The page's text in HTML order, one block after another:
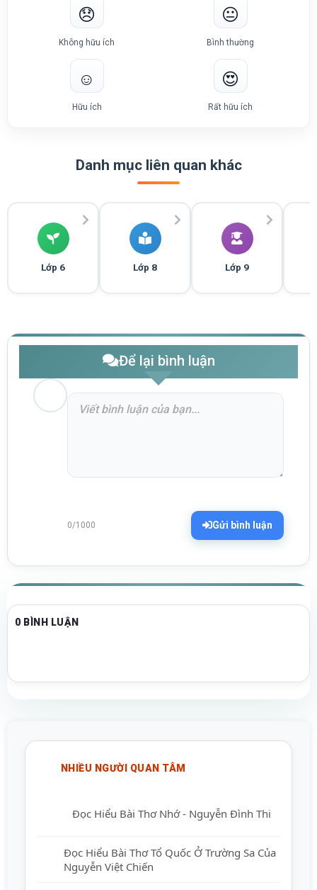
😞
Không hữu ích
😐
Bình thường
☺️
Hữu ích
😍
Rất hữu ích
Danh mục liên quan khác
Lớp 6 Lớp 8 Lớp 9
Để lại bình luận
0/1000 Gửi bình luận
0 BÌNH LUẬN
NHIỀU NGƯỜI QUAN TÂM
Đọc Hiểu Bài Thơ Nhớ - Nguyễn Đình Thi
Đọc Hiểu Bài Thơ Tổ Quốc Ở Trường Sa
Của Nguyễn Việt Chiến